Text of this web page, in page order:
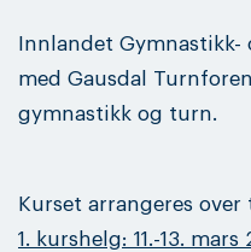
Innlandet
med Gausdal
gymnastikk og turn.
Kurset arrangeres over
1. kurshelg: 11.-13. mars